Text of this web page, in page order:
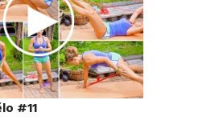
#11